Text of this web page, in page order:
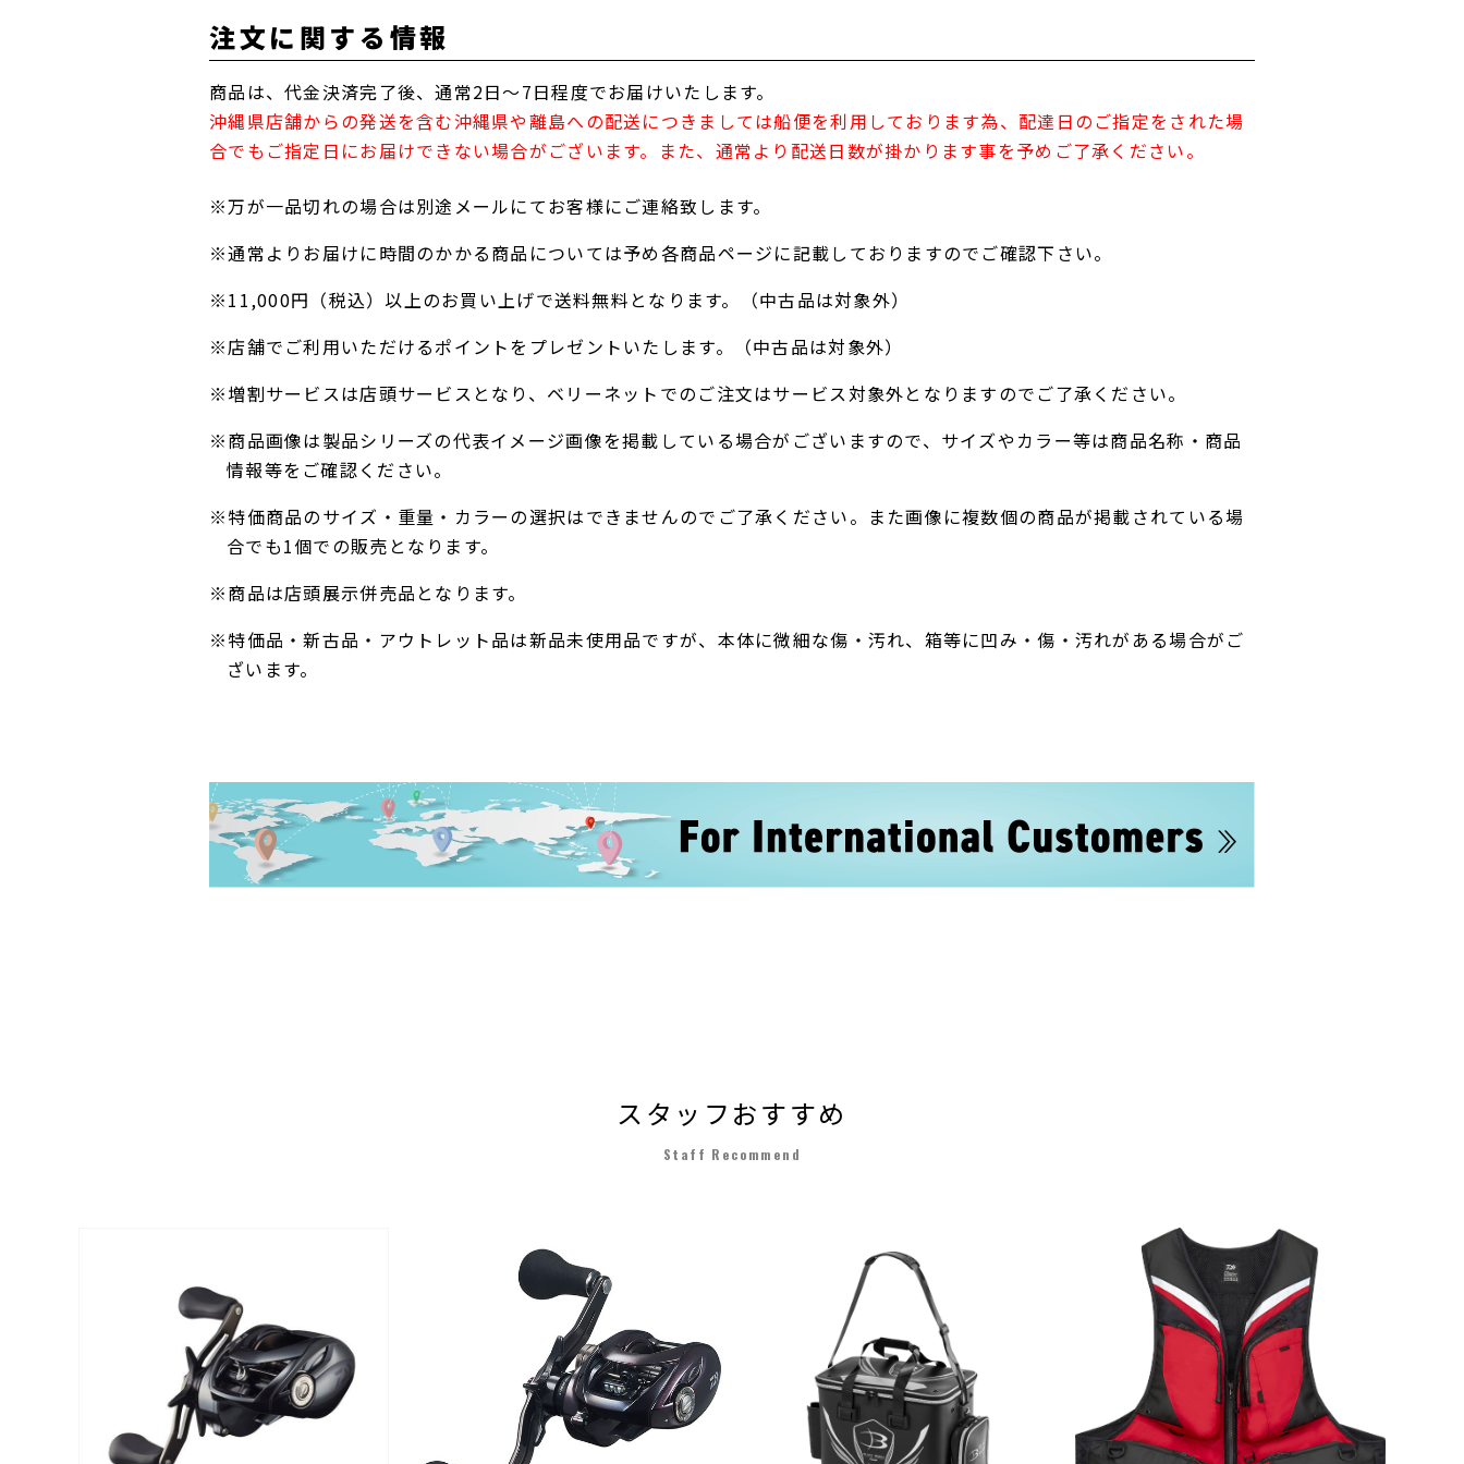
注文に関する情報
商品は、代金決済完了後、通常2日～7日程度でお届けいたします。
沖縄県店舗からの発送を含む沖縄県や離島への配送につきましては船便を利用しております為、配達日のご指定をされた場
合でもご指定日にお届けできない場合がございます。また、通常より配送日数が掛かります事を予めご了承ください。
※万が一品切れの場合は別途メールにてお客様にご連絡致します。
※通常よりお届けに時間のかかる商品については予め各商品ページに記載しておりますのでご確認下さい。
※11,000円（税込）以上のお買い上げで送料無料となります。（中古品は対象外）
※店舗でご利用いただけるポイントをプレゼントいたします。（中古品は対象外）
※増割サービスは店頭サービスとなり、ベリーネットでのご注文はサービス対象外となりますのでご了承ください。
※商品画像は製品シリーズの代表イメージ画像を掲載している場合がございますので、サイズやカラー等は商品名称・商品
情報等をご確認ください。
※特価商品のサイズ・重量・カラーの選択はできませんのでご了承ください。また画像に複数個の商品が掲載されている場
合でも1個での販売となります。
※商品は店頭展示併売品となります。
※特価品・新古品・アウトレット品は新品未使用品ですが、本体に微細な傷・汚れ、箱等に凹み・傷・汚れがある場合がご
ざいます。
スタッフおすすめ
Staff Recommend